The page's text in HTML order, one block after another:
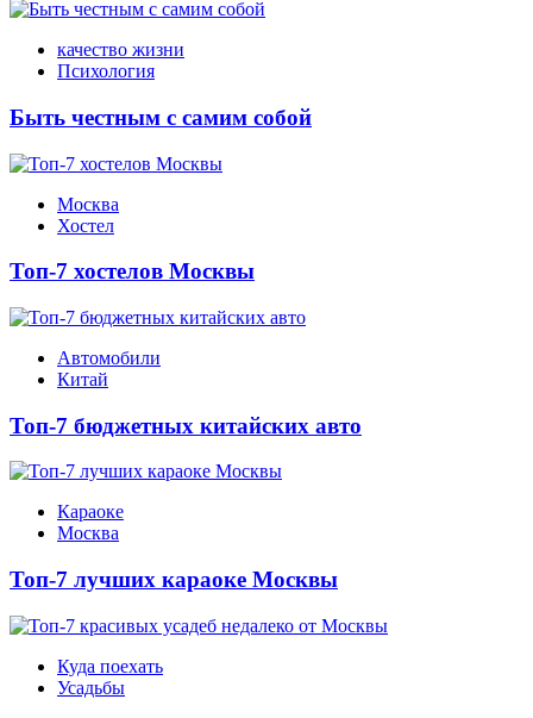
качество жизни
Психология
Быть честным с самим собой
Москва
Хостел
Топ-7 хостелов Москвы
Автомобили
Китай
Топ-7 бюджетных китайских авто
Караоке
Москва
Топ-7 лучших караоке Москвы
Куда поехать
Усадьбы